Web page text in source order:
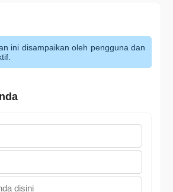
ini disampaikan oleh pengguna dan